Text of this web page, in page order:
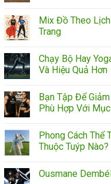
Mix Đồ Theo
Trang
Chạy Bộ Hay
Và Hiệu Quả Hơn
Bạn Tập Để
Phù Hợp Với
Phong Cách Thể
Thuộc Tuýp Nào?
Ousmane